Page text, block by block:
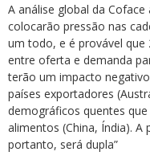
A análise global da
colocarão pressão nas
um todo, e é provável
entre oferta e demanda
terão um impacto
países exportadores
demográficos quentes
alimentos (China, Índia).
portanto, será dupla”